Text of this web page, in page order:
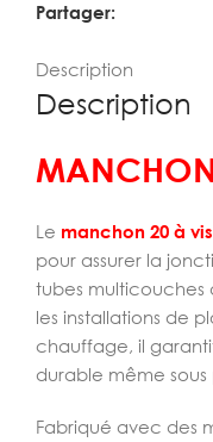
Partager:
Description
Description
Le manchon 20 à
pour assurer la
tubes multicouches
les installations de
chauffage, il
durable même sous
Fabriqué avec des